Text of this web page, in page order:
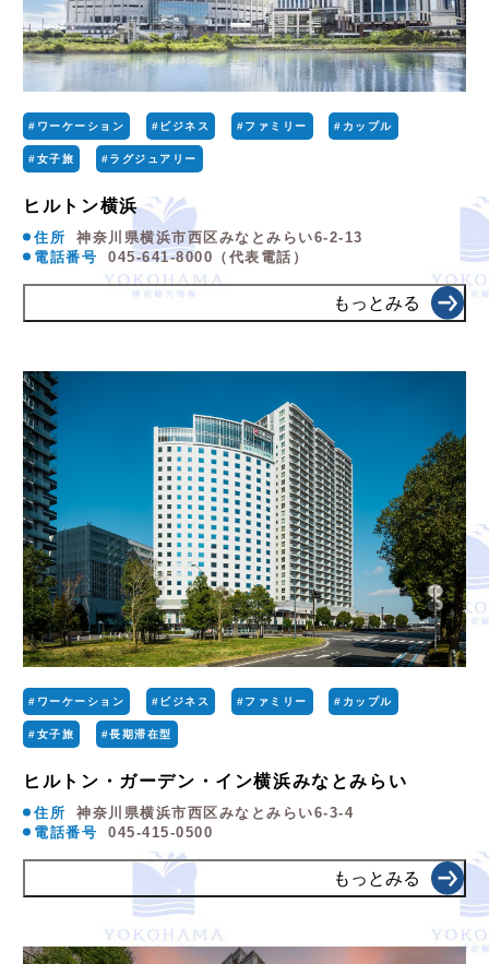
#ワーケーション #ビジネス #ファミリー #カップル
#女子旅 #ラグジュアリー
ヒルトン横浜
住所
神奈川県横浜市西区みなとみらい6-2-13
電話番号
045-641-8000（代表電話）
もっとみる
#ワーケーション #ビジネス #ファミリー #カップル
#女子旅 #長期滞在型
ヒルトン・ガーデン・イン横浜みなとみらい
住所
神奈川県横浜市西区みなとみらい6-3-4
電話番号
045-415-0500
もっとみる